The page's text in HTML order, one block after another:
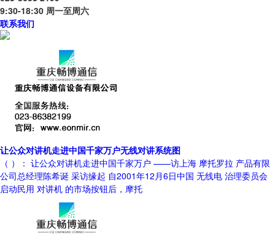
9:30-18:30 周一至周六
联系我们
让公众对讲机走进中国千家万户无线对讲系统图
（ ）： 让公众对讲机走进中国千家万户 ——访上海 摩托罗拉 产品有限
公司总经理陈希诞 采访缘起 自2001年12月6日中国 无线电 治理委员会
启动民用 对讲机 的市场按钮后，摩托